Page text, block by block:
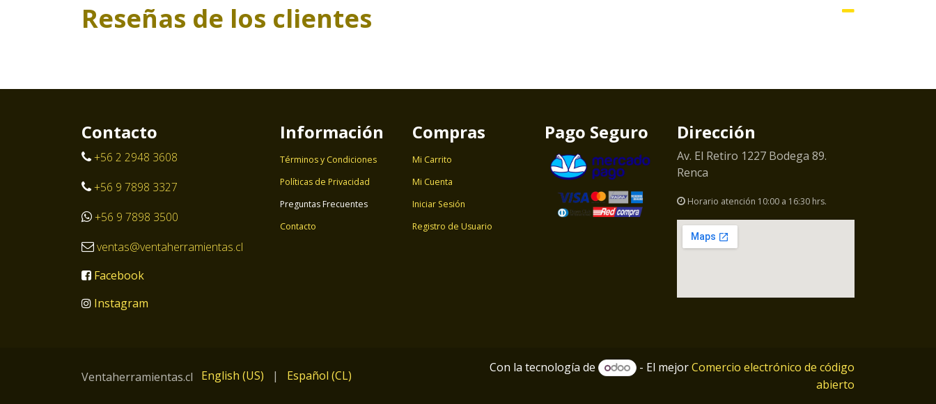
Reseñas de los clientes
Contacto
+56 2 2948 3608
+56 9 7898 3327
+56 9 7898 3500
ventas@ventaherramientas.cl
Facebook
Instagram
Información
Términos y Condiciones
Políticas de Privacidad
Preguntas Frecuentes
Contacto
Compras
Mi Carrito
Mi Cuenta
Iniciar Sesión
Registro de Usuario
Pago Seguro Dirección
Av. El Retiro 1227 Bodega 89.
Renca
Horario atención 10:00 a 16:30 hrs.
Ventaherramientas.cl English (US) | Español (CL)
Con la tecnología de - El mejorComercio electrónico de código
abierto